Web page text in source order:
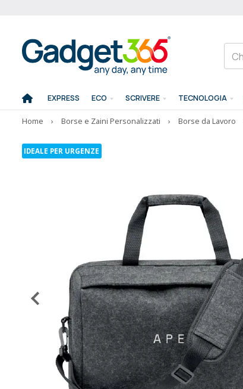
EXPRESS ECO SCRIVERE TECNOLOGIA
Home › Borse e Zaini Personalizzati › Borse da Lavoro
IDEALE PER URGENZE